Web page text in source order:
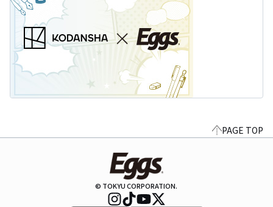
PAGE TOP
© TOKYU CORPORATION.